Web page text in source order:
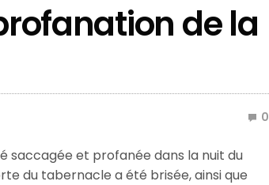
de la
0
saccagée et profanée dans la nuit du
du tabernacle a été brisée, ainsi que